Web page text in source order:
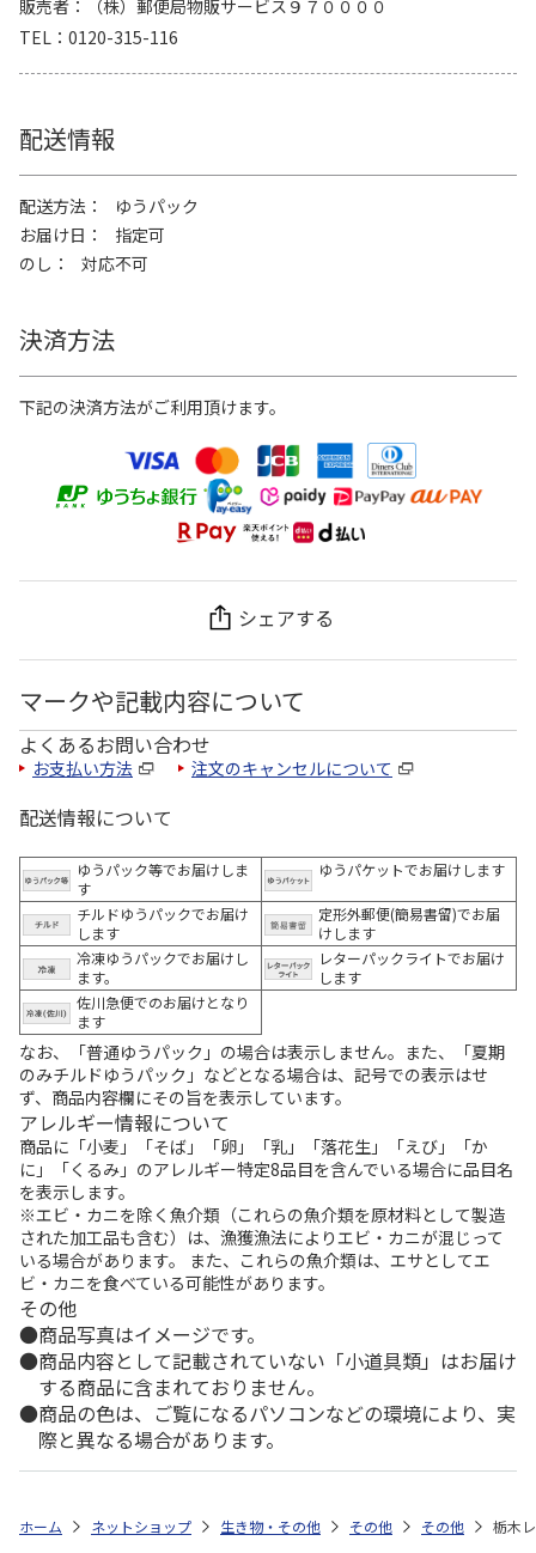
販売者
（株）郵便局物販サービス９７００００
TEL
0120-315-116
配送情報
配送方法
ゆうパック
お届け日
指定可
のし
対応不可
決済方法
下記の決済方法がご利用頂けます。
シェアする
マークや記載内容について
よくあるお問い合わせ
お支払い方法 注文のキャンセルについて
配送情報について
ゆうパック等でお届けしま
す
ゆうパケットでお届けします
チルドゆうパックでお届け
します
定形外郵便(簡易書留)でお届
けします
冷凍ゆうパックでお届けし
ます。
レターパックライトでお届け
します
佐川急便でのお届けとなり
ます
なお、「普通ゆうパック」の場合は表示しません。また、「夏期
のみチルドゆうパック」などとなる場合は、記号での表示はせ
ず、商品内容欄にその旨を表示しています。
アレルギー情報について
商品に「小麦」「そば」「卵」「乳」「落花生」「えび」「か
に」「くるみ」のアレルギー特定8品目を含んでいる場合に品目名
を表示します。
※エビ・カニを除く魚介類（これらの魚介類を原材料として製造
された加工品も含む）は、漁獲漁法によりエビ・カニが混じって
いる場合があります。 また、これらの魚介類は、エサとしてエ
ビ・カニを食べている可能性があります。
その他
商品写真はイメージです。
商品内容として記載されていない「小道具類」はお届け
する商品に含まれておりません。
商品の色は、ご覧になるパソコンなどの環境により、実
際と異なる場合があります。
ホーム ネットショップ 生き物・その他 その他 その他 栃木